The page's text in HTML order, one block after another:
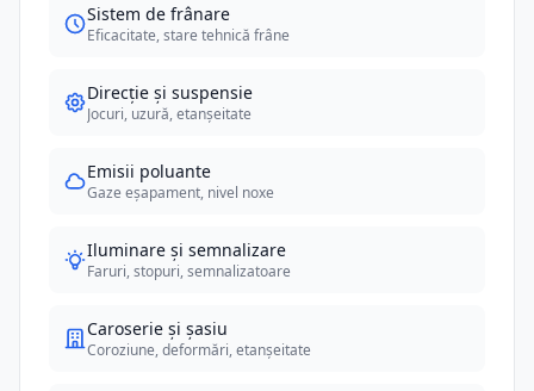
Sistem de frânare
Eficacitate, stare tehnică frâne
Direcție și suspensie
Jocuri, uzură, etanșeitate
Emisii poluante
Gaze eșapament, nivel noxe
Iluminare și semnalizare
Faruri, stopuri, semnalizatoare
Caroserie și șasiu
Coroziune, deformări, etanșeitate